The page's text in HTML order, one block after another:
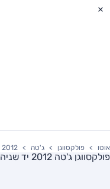
אוטו פולקסווגן ג'טה 2012
פולקסווגן ג'טה 2012 יד שניה